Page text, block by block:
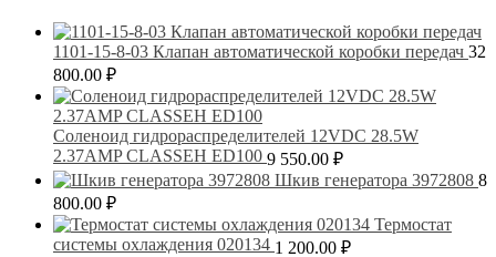
1101-15-8-03 Клапан автоматической коробки передач 32
800.00 ₽
Соленоид гидрораспределителей 12VDC 28.5W
2.37AMP CLASSEH ED100 9 550.00 ₽
Шкив генератора 3972808 8
800.00 ₽
Термостат
системы охлаждения 020134 1 200.00 ₽